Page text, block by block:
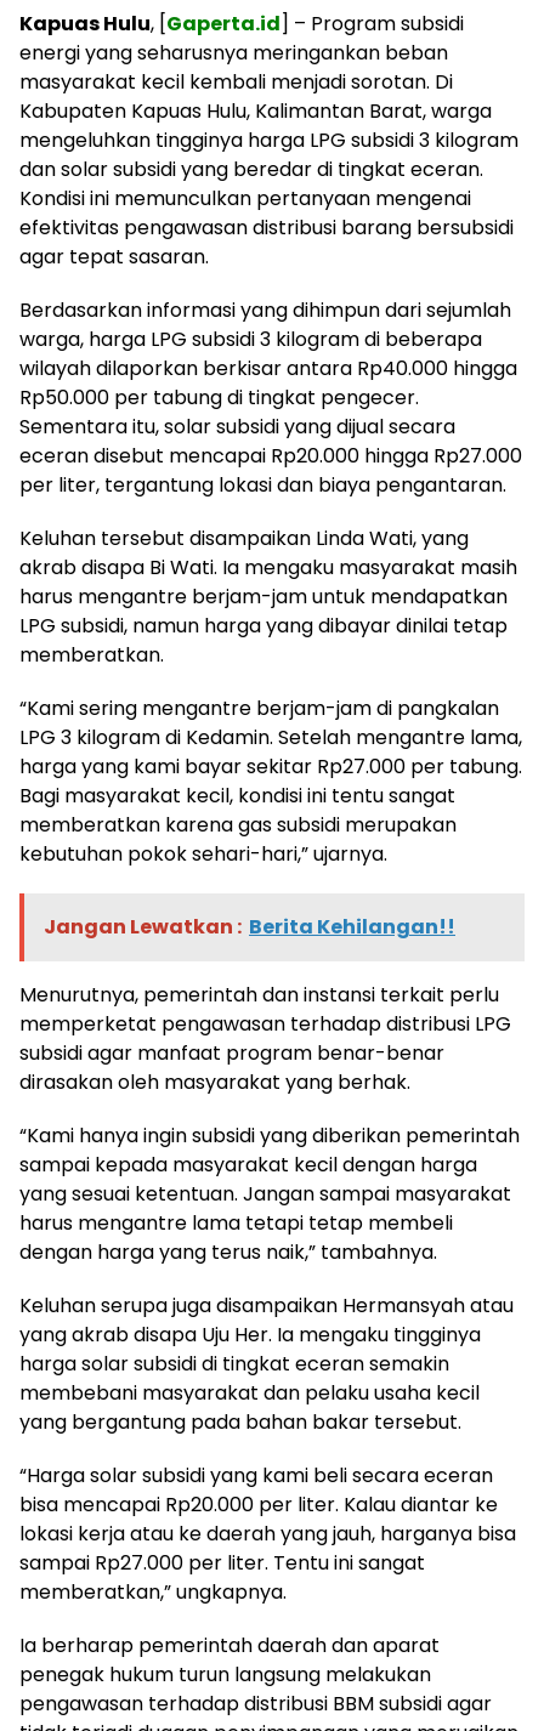
Kapuas Hulu, [Gaperta.id] – Program subsidi
energi yang seharusnya meringankan beban
masyarakat kecil kembali menjadi sorotan. Di
Kabupaten Kapuas Hulu, Kalimantan Barat, warga
mengeluhkan tingginya harga LPG subsidi 3 kilogram
dan solar subsidi yang beredar di tingkat eceran.
Kondisi ini memunculkan pertanyaan mengenai
efektivitas pengawasan distribusi barang bersubsidi
agar tepat sasaran.
Berdasarkan informasi yang dihimpun dari sejumlah
warga, harga LPG subsidi 3 kilogram di beberapa
wilayah dilaporkan berkisar antara Rp40.000 hingga
Rp50.000 per tabung di tingkat pengecer.
Sementara itu, solar subsidi yang dijual secara
eceran disebut mencapai Rp20.000 hingga Rp27.000
per liter, tergantung lokasi dan biaya pengantaran.
Keluhan tersebut disampaikan Linda Wati, yang
akrab disapa Bi Wati. Ia mengaku masyarakat masih
harus mengantre berjam-jam untuk mendapatkan
LPG subsidi, namun harga yang dibayar dinilai tetap
memberatkan.
“Kami sering mengantre berjam-jam di pangkalan
LPG 3 kilogram di Kedamin. Setelah mengantre lama,
harga yang kami bayar sekitar Rp27.000 per tabung.
Bagi masyarakat kecil, kondisi ini tentu sangat
memberatkan karena gas subsidi merupakan
kebutuhan pokok sehari-hari,” ujarnya.
Jangan Lewatkan : Berita Kehilangan!!
Menurutnya, pemerintah dan instansi terkait perlu
memperketat pengawasan terhadap distribusi LPG
subsidi agar manfaat program benar-benar
dirasakan oleh masyarakat yang berhak.
“Kami hanya ingin subsidi yang diberikan pemerintah
sampai kepada masyarakat kecil dengan harga
yang sesuai ketentuan. Jangan sampai masyarakat
harus mengantre lama tetapi tetap membeli
dengan harga yang terus naik,” tambahnya.
Keluhan serupa juga disampaikan Hermansyah atau
yang akrab disapa Uju Her. Ia mengaku tingginya
harga solar subsidi di tingkat eceran semakin
membebani masyarakat dan pelaku usaha kecil
yang bergantung pada bahan bakar tersebut.
“Harga solar subsidi yang kami beli secara eceran
bisa mencapai Rp20.000 per liter. Kalau diantar ke
lokasi kerja atau ke daerah yang jauh, harganya bisa
sampai Rp27.000 per liter. Tentu ini sangat
memberatkan,” ungkapnya.
Ia berharap pemerintah daerah dan aparat
penegak hukum turun langsung melakukan
pengawasan terhadap distribusi BBM subsidi agar